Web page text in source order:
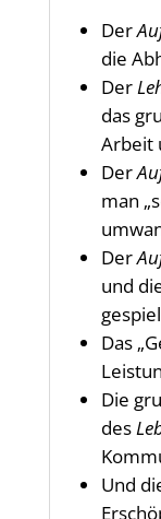
Der
die
Der
das
Arbeit
Der
man
Der
und
Das
Die
des
Und